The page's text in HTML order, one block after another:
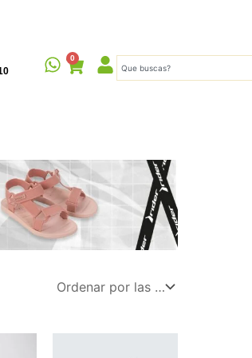
0
Cart Search